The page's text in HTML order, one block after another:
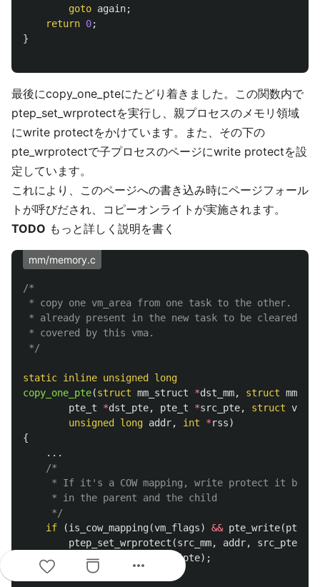
goto again;
return 0;
}
最後にcopy_one_pteにたどり着きました。この関数内で
ptep_set_wrprotectを実行し、親プロセスのメモリ領域
にwrite protectをかけています。また、その下の
pte_wrprotectで子プロセスのページにwrite protectを設
定しています。
これにより、このページへの書き込み時にページフォール
トが呼びだされ、コピーオンライトが実施されます。
TODO もっと詳しく説明を書く
mm/memory.c
/*
* copy one vm_area from one task to the other.
* already present in the new task to be cleared in
* covered by this vma.
*/
static inline unsigned
long
copy_one_pte(struct mm_struct *dst_mm, struct
pte_t
*dst_pte, pte_t *src_pte, struct
unsigned
long addr, int *rss)
{
...
/*
	 */
if
(is_cow_mapping(vm_flags) && pte_write(pte
ptep_set_wrprotect (src_mm, addr, src_pte
= (pte);
}
more_horiz